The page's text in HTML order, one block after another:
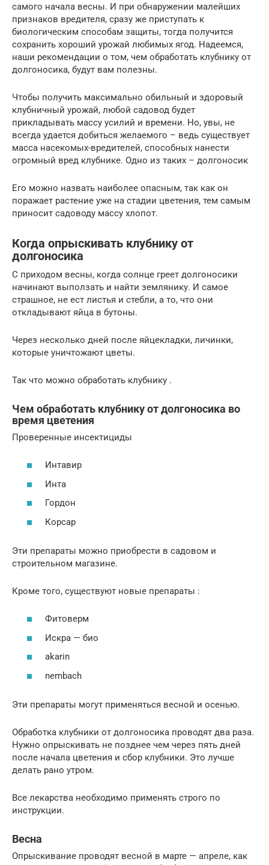
самого начала весны. И при обнаружении малейших
признаков вредителя, сразу же приступать к
биологическим способам защиты, тогда получится
сохранить хороший урожай любимых ягод. Надеемся,
наши рекомендации о том, чем обработать клубнику от
долгоносика, будут вам полезны.
Чтобы получить максимально обильный и здоровый
клубничный урожай, любой садовод будет
прикладывать массу усилий и времени. Но, увы, не
всегда удается добиться желаемого – ведь существует
масса насекомых-вредителей, способных нанести
огромный вред клубнике. Одно из таких – долгоносик
Его можно назвать наиболее опасным, так как он
поражает растение уже на стадии цветения, тем самым
приносит садоводу массу хлопот.
Когда опрыскивать клубнику от
долгоносика
С приходом весны, когда солнце греет долгоносики
начинают выползать и найти землянику. И самое
страшное, не ест листья и стебли, а то, что они
откладывают яйца в бутоны.
Через несколько дней после яйцекладки, личинки,
которые уничтожают цветы.
Так что можно обработать клубнику .
Чем обработать клубнику от долгоносика во
время цветения
Проверенные инсектициды
Интавир
Инта
Гордон
Корсар
Эти препараты можно приобрести в садовом и
строительном магазине.
Кроме того, существуют новые препараты :
Фитоверм
Искра — био
akarin
nembach
Эти препараты могут применяться весной и осенью.
Обработка клубники от долгоносика проводят два раза.
Нужно опрыскивать не позднее чем через пять дней
после начала цветения и сбор клубники. Это лучше
делать рано утром.
Все лекарства необходимо применять строго по
инструкции.
Весна
Опрыскивание проводят весной в марте — апреле, как